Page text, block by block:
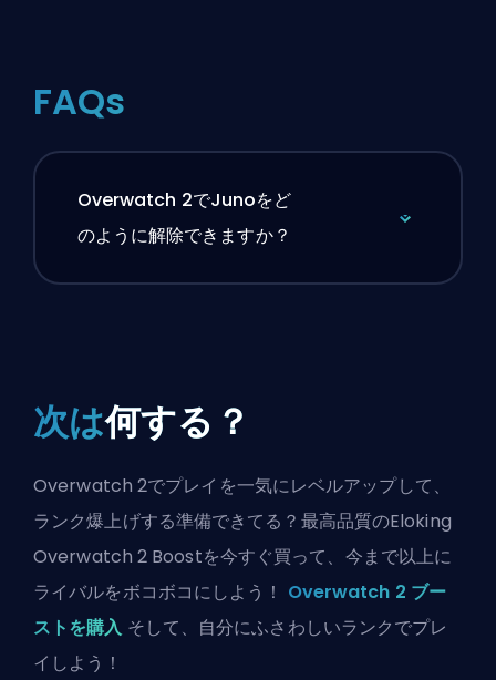
FAQs
Overwatch 2でJunoをど
のように解除できますか？
次は何する？
Overwatch 2でプレイを一気にレベルアップして、
ランク爆上げする準備できてる？最高品質のEloking
Overwatch 2 Boostを今すぐ買って、今まで以上に
ライバルをボコボコにしよう！ Overwatch 2 ブー
ストを購入 そして、自分にふさわしいランクでプレ
イしよう！